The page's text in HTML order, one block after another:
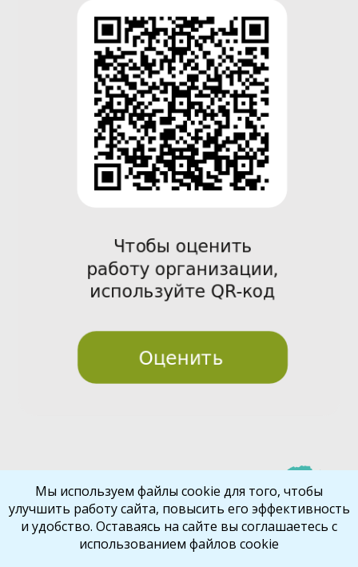
vio
t
Библиокрай© 2026
Мы используем файлы cookie для того, чтобы
улучшить работу сайта, повысить его эффективность
и удобство. Оставаясь на сайте вы соглашаетесь с
использованием файлов cookie